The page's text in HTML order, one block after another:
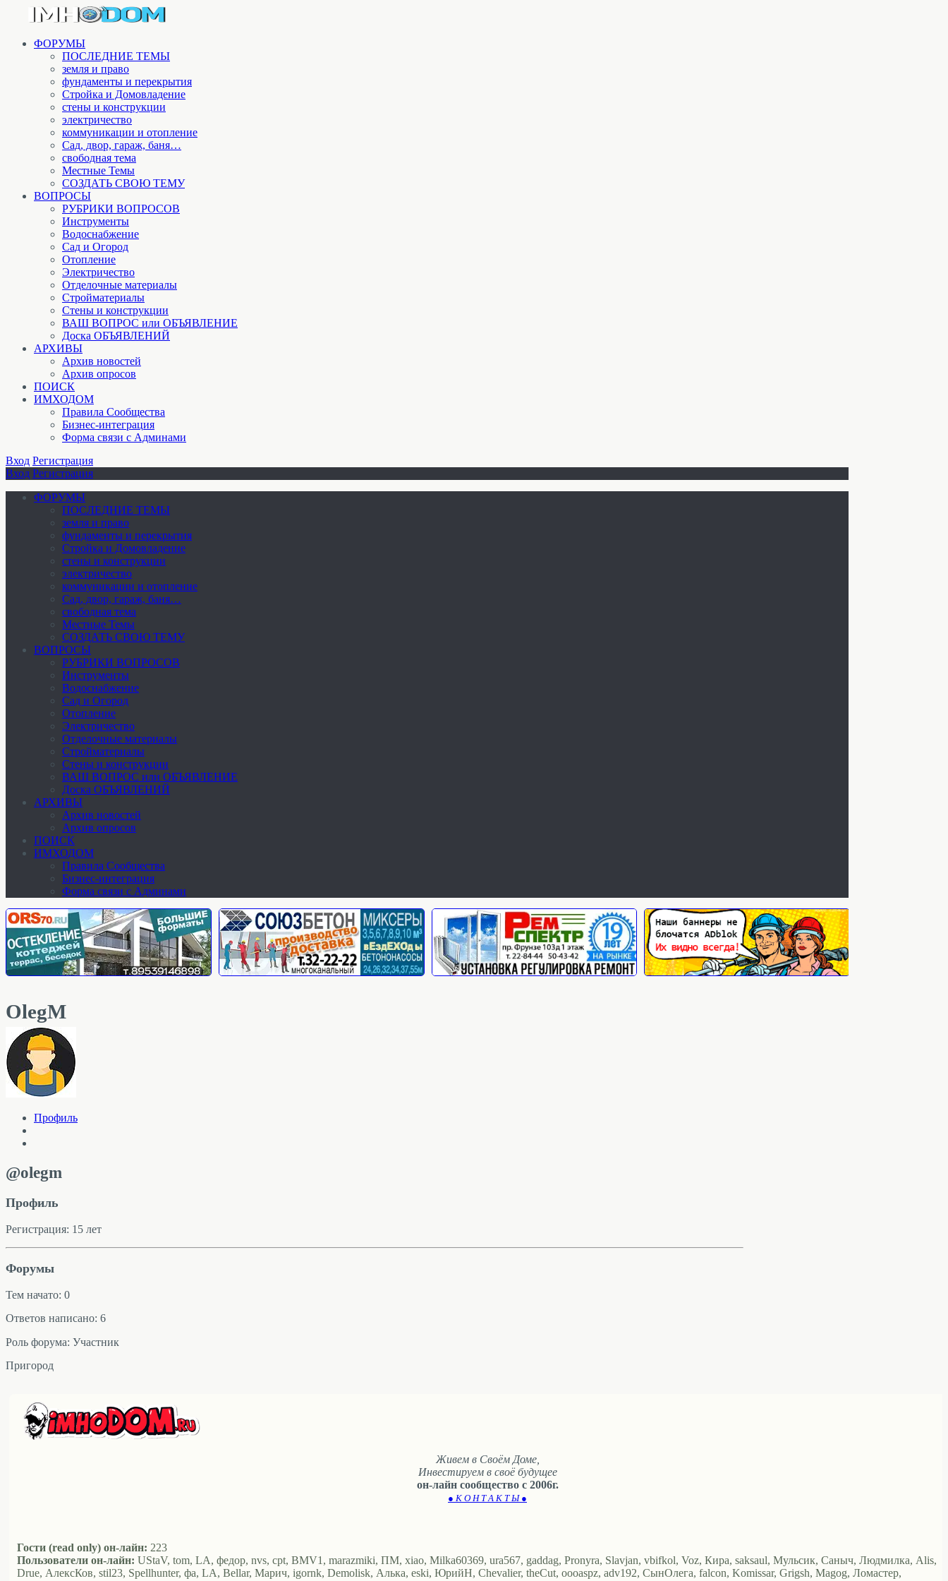
ФОРУМЫ
ПОСЛЕДНИЕ ТЕМЫ
земля и право
фундаменты и перекрытия
Стройка и Домовладение
стены и конструкции
электричество
коммуникации и отопление
Cад, двор, гараж, баня…
свободная тема
Местные Темы
СОЗДАТЬ СВОЮ ТЕМУ
ВОПРОСЫ
РУБРИКИ ВОПРОСОВ
Инструменты
Водоснабжение
Сад и Огород
Отопление
Электричество
Отделочные материалы
Стройматериалы
Стены и конструкции
ВАШ ВОПРОС или ОБЪЯВЛЕНИЕ
Доска ОБЪЯВЛЕНИЙ
АРХИВЫ
Архив новостей
Архив опросов
ПОИСК
ИМХОДОМ
Правила Сообщества
Бизнес-интеграция
Форма связи с Админами
Вход Регистрация
Вход Регистрация
ФОРУМЫ
ПОСЛЕДНИЕ ТЕМЫ
земля и право
фундаменты и перекрытия
Стройка и Домовладение
стены и конструкции
электричество
коммуникации и отопление
Cад, двор, гараж, баня…
свободная тема
Местные Темы
СОЗДАТЬ СВОЮ ТЕМУ
ВОПРОСЫ
РУБРИКИ ВОПРОСОВ
Инструменты
Водоснабжение
Сад и Огород
Отопление
Электричество
Отделочные материалы
Стройматериалы
Стены и конструкции
ВАШ ВОПРОС или ОБЪЯВЛЕНИЕ
Доска ОБЪЯВЛЕНИЙ
АРХИВЫ
Архив новостей
Архив опросов
ПОИСК
ИМХОДОМ
Правила Сообщества
Бизнес-интеграция
Форма связи с Админами
OlegM
Профиль
@olegm
Профиль
Регистрация: 15 лет
Форумы
Тем начато: 0
Ответов написано: 6
Роль форума: Участник
Пригород
Живем в Своём Доме,
Инвестируем в своё будущее
он-лайн сообщество с 2006г.
● К О Н Т А К Т Ы ●
Гости (read only) он-лайн: 223
Пользователи он-лайн: UStaV, tom, LA, федор, nvs, cpt, BMV1, marazmiki, ПМ, xiao, Milka60369, ura567, gaddag, Pronyra, Slavjan, vbifkol, Voz, Кира, saksaul, Мульсик, Саныч, Людмилка, Alis,
Drue, АлексКов, stil23, Spellhunter, фа, LA, Bellar, Марич, igornk, Demolisk, Алька, eski, ЮрийН, Chevalier, theCut, oooaspz, adv192, СынОлега, falcon, Komissar, Grigsh, Magog, Ломастер,